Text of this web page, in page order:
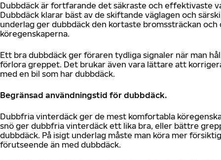
Dubbdäck är fortfarande det säkraste och effektivaste
Dubbdäck klarar bäst av de skiftande väglagen och
underlag ger dubbdäck den kortaste bromssträckan och
köregenskaperna.
Ett bra dubbdäck ger föraren tydliga signaler när man
förlora greppet. Det brukar även vara lättare att
med en bil som har dubbdäck.
Begränsad användningstid för dubbdäck.
Dubbfria vinterdäck ger de mest komfortabla
snö ger dubbfria vinterdäck ett lika bra, eller bättre
dubbdäck. På isigt underlag måste man köra mer
förutseende än med dubbdäck.